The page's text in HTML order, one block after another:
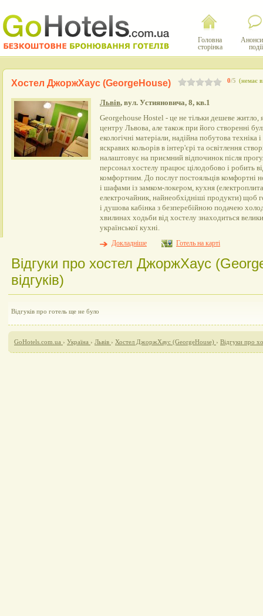
Головна
сторінка
події
0/5 (немає
Хостел ДжоржХаус (GeorgeHouse)
Львів, вул. Устияновича, 8, кв.1
Georgehouse Hostel - це не тільки дешеве житло,
центру Львова, але також при його створенні
екологічні матеріали, надійна побутова техніка
яскравих кольорів в інтер'єрі та освітлення
налаштовує на приємний відпочинок після
персонал хостелу працює цілодобово і робить
комфортним. До послуг постояльців комфортні
і шафами із замком-локером, кухня
електрочайник, найнеобхідніші продукти) щоб
і душова кабінка з безперебійною подачею
хвилинах ходьби від хостелу знаходиться
української кухні.
Докладніше
Готель на карті
Відгуки про хостел ДжоржХаус
відгуків)
Відгуків про готель ще не було
GoHotels.com.ua › Україна › Львів › Хостел ДжоржХаус (GeorgeHouse) › Відгуки про